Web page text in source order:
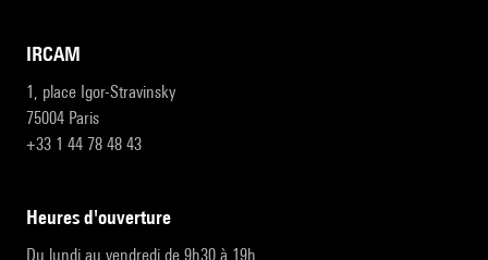
IRCAM
1, place Igor-Stravinsky
75004 Paris
+33 1 44 78 48 43
heures d'ouverture
Du lundi au vendredi de 9h30 à 19h